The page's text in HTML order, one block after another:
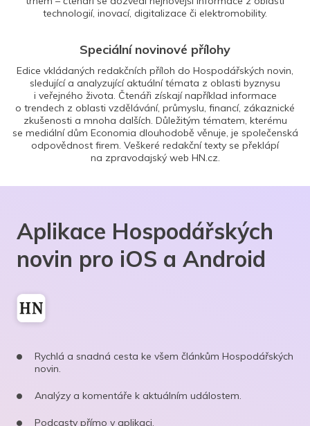
technologií, inovací, digitalizace či elektromobility.
Speciální novinové přílohy
Edice vkládaných redakčních příloh do Hospodářských novin,
sledující a analyzující aktuální témata z oblasti byznysu
i veřejného života. Čtenáři získají například informace
o trendech z oblasti vzdělávání, průmyslu, financí, zákaznické
zkušenosti a mnoha dalších. Důležitým tématem, kterému
se mediální dům Economia dlouhodobě věnuje, je společenská
odpovědnost firem. Veškeré redakční texty se překlápí
na zpravodajský web HN.cz.
Aplikace Hospodářských
novin pro iOS a Android
Rychlá a snadná cesta ke všem článkům Hospodářských
novin.
Analýzy a komentáře k aktuálním událostem.
Podcasty přímo v aplikaci.